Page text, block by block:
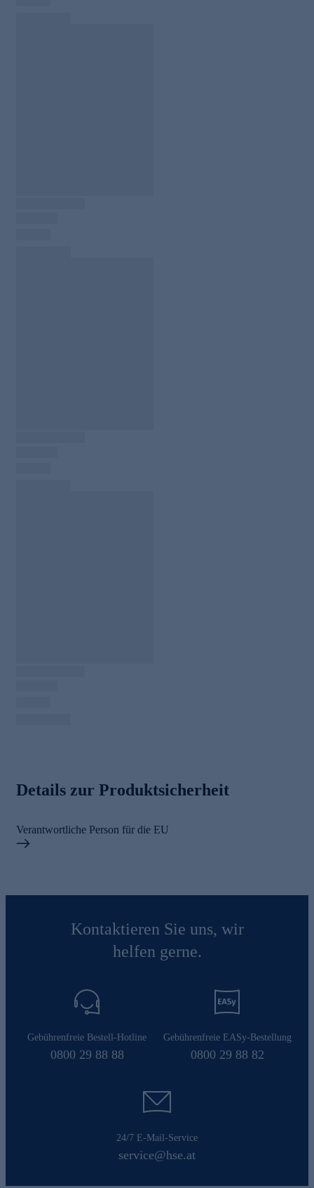
Details zur Produktsicherheit
Verantwortliche Person für die EU
Kontaktieren Sie uns, wir
helfen gerne.
Gebührenfreie Bestell-Hotline
0800 29 88 88
Gebührenfreie EASy-Bestellung
0800 29 88 82
24/7 E-Mail-Service
service@hse.at